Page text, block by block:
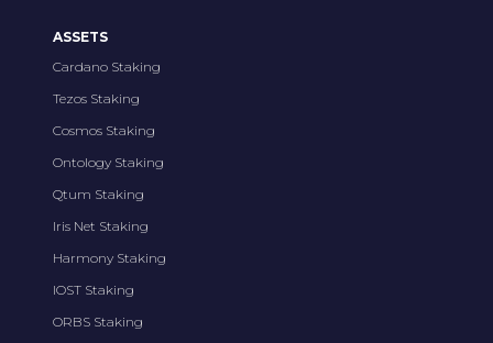
ASSETS
Cardano Staking
Tezos Staking
Cosmos Staking
Ontology Staking
Qtum Staking
Iris Net Staking
Harmony Staking
IOST Staking
ORBS Staking